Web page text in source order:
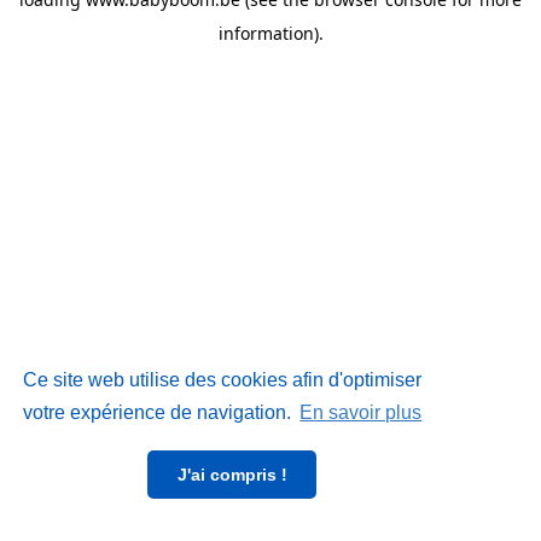
Ce site web utilise des cookies afin d'optimiser
votre expérience de navigation. En savoir plus
J'ai compris !
information).